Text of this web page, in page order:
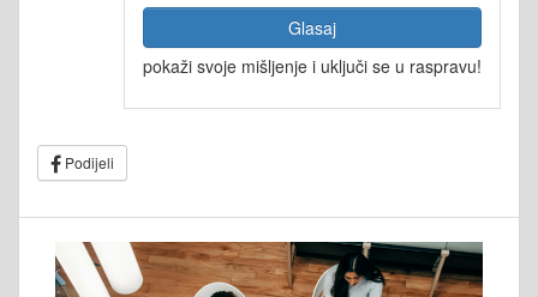
Glasaj
pokaži svoje mišljenje i uključi se u raspravu!
Podijeli